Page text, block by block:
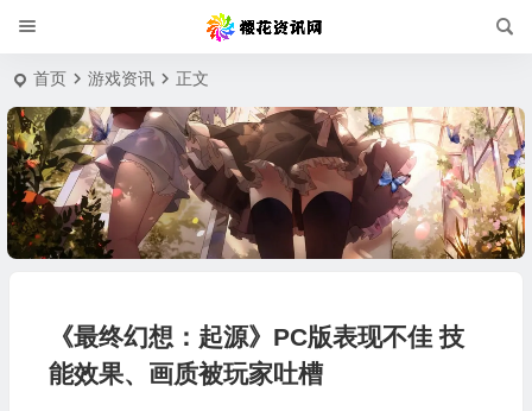
首页 游戏资讯 正文
《最终幻想：起源》PC版表现不佳 技
能效果、画质被玩家吐槽